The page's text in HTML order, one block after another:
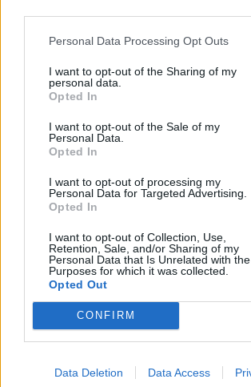
Personal Data Processing Opt Outs
I want to opt-out of the Sharing of my
personal data.
Opted In
I want to opt-out of the Sale of my
Personal Data.
Opted In
I want to opt-out of processing my
Personal Data for Targeted Advertising.
Opted In
I want to opt-out of Collection, Use,
Retention, Sale, and/or Sharing of my
Personal Data that Is Unrelated with the
Purposes for which it was collected.
Opted Out
CONFIRM
Data Deletion Data Access
A rovat további